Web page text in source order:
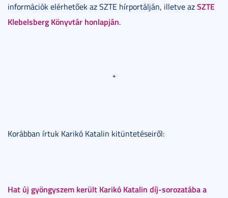
információk elérhetőek az SZTE hírportálján, illetve azSZTE
Klebelsberg Könyvtár honlapján.
*
Korábban írtuk Karikó Katalin kitüntetéseiről:
Hat új gyöngyszem került Karikó Katalin díj-sorozatába a